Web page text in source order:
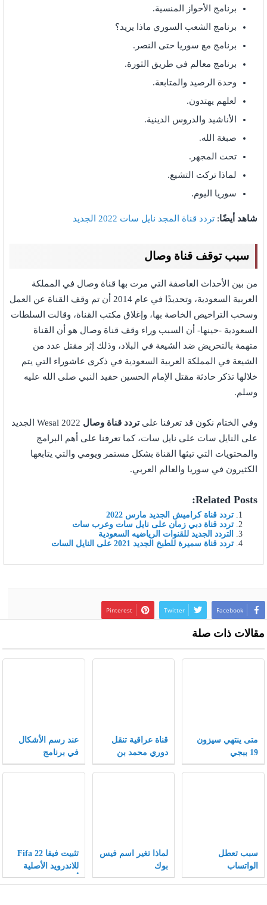
برنامج الأحواز المنسية.
برنامج الشعب السوري ماذا يريد؟
برنامج مع سوريا حتى النصر.
برنامج معالم في طريق الثورة.
وحدة الرصيد والمتابعة.
لعلهم يهتدون.
الأناشيد والدروس الدينية.
صبغة الله.
تحت المجهر.
لماذا تركت التشيع.
سوريا اليوم.
شاهد أيضًا: تردد قناة المجد نايل سات 2022 الجديد
سبب توقف قناة وصال
من بين الأحداث العاصفة التي مرت بها قناة وصال في المملكة
العربية السعودية، وتحديدًا في عام 2014 أن تم وقف القناة عن العمل
وسحب التراخيص الخاصة بها، وإغلاق مكتب القناة، وقالت السلطات
السعودية -حينها- أن السبب وراء وقف قناة وصال هو أن القناة
متهمة بالتحريض ضد الشيعة في البلاد، وذلك إثر مقتل عدد من
الشيعة في المملكة العربية السعودية في ذكرى عاشوراء التي يتم
خلالها تذكر حادثة مقتل الإمام الحسين حفيد النبي صلى الله عليه
وسلم.
وفي الختام نكون قد تعرفنا علىتردد قناة وصال
Wesal 2022 الجديد
على النايل سات على نايل سات، كما تعرفنا على أهم البرامج
والمحتويات التي تبثها القناة بشكل مستمر ويومي والتي يتابعها
الكثيرون في سوريا والعالم العربي.
Related Posts:
تردد قناة كراميش الجديد مارس 2022
تردد قناة دبي زمان على نايل سات وعرب سات
التردد الجديد للقنوات الرياضيه السعودية
تردد قناة سميرة للطبخ الجديد 2021 على النايل السات
Facebook
Twitter
Pinterest
مقالات ذات صلة
متى ينتهي سيزون
19 ببجي
قناة عراقية تنقل
دوري محمد بن
سلمان 2021
عند رسم الأشكال
في برنامج
الإنكسكيب يمكن
سبب تعطل
الواتساب
والانستقرام والفيس
لماذا تغير اسم فيس
بوك
تثبيت فيفا Fifa 22
للاندرويد الأصلية
أخر إصدار